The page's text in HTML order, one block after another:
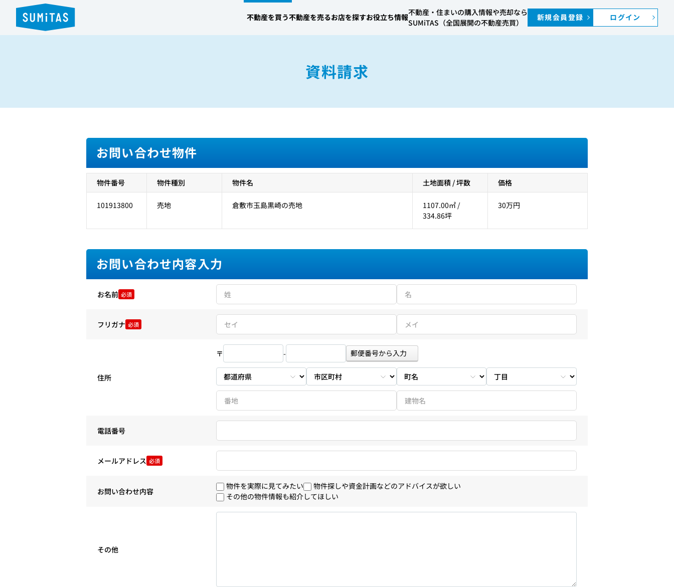
不動産を買う不動産を売るお店を探すお役立ち情報
不動産・住まいの購入情報や売却なら
SUMiTAS（全国展開の不動産売買）
新規会員登録 ログイン
資料請求
お問い合わせ物件
物件番号 物件種別 物件名 土地面積 / 坪数 価格
101913800 売地 倉敷市玉島黒崎の売地
1107.00㎡ /
334.86坪
30万円
お問い合わせ内容入力
お名前 必須
フリガナ 必須
住所
〒 - 郵便番号から入力
電話番号
メールアドレス 必須
お問い合わせ内容
物件を実際に見てみたい
物件探しや資金計画などのアドバイスが欲しい
その他の物件情報も紹介してほしい
その他